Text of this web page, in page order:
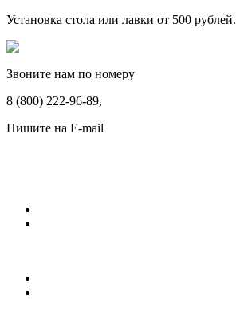
Установка стола или лавки от 500 рублей.
Звоните нам по номеру
8 (800) 222-96-89,
Пишите на E-mail